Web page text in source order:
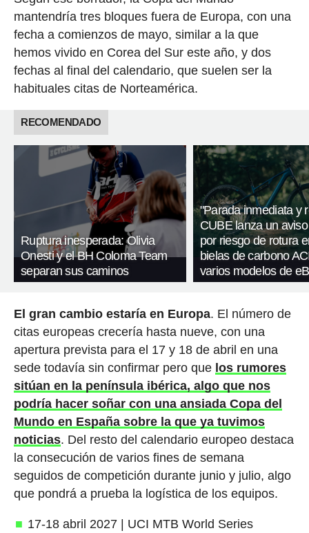
mantendría tres bloques fuera de Europa, con una
fecha a comienzos de mayo, similar a la que
hemos vivido en Corea del Sur este año, y dos
fechas al final del calendario, que suelen ser la
habituales citas de Norteamérica.
RECOMENDADO
Ruptura inesperada: Olivia
Onesti y el BH Coloma Team
separan sus caminos
"Parada inmediata y
CUBE lanza un
por riesgo de rotura
bielas de carbono
varios modelos de
El gran cambio estaría en Europa. El número de
citas europeas crecería hasta nueve, con una
apertura prevista para el 17 y 18 de abril en una
sede todavía sin confirmar pero que los rumores
sitúan en la península ibérica, algo que nos
podría hacer soñar con una ansiada Copa del
Mundo en España sobre la que ya tuvimos
noticias. Del resto del calendario europeo destaca
la consecución de varios fines de semana
seguidos de competición durante junio y julio, algo
que pondrá a prueba la logística de los equipos.
17-18 abril 2027 | UCI MTB World Series